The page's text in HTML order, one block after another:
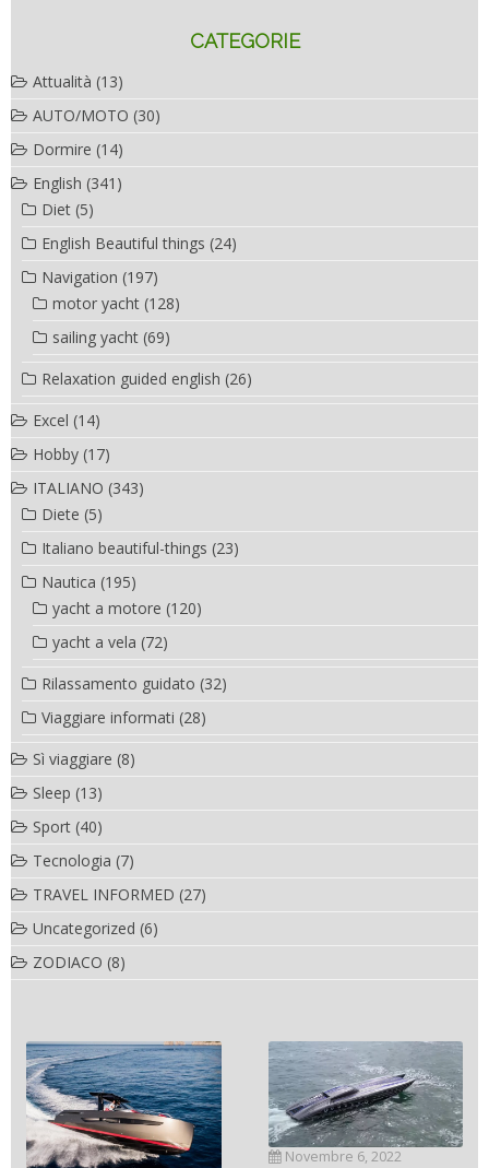
CATEGORIE
Attualità (13)
AUTO/MOTO (30)
Dormire (14)
English (341)
Diet (5)
English Beautiful things (24)
Navigation (197)
motor yacht (128)
sailing yacht (69)
Relaxation guided english (26)
Excel (14)
Hobby (17)
ITALIANO (343)
Diete (5)
Italiano beautiful-things (23)
Nautica (195)
yacht a motore (120)
yacht a vela (72)
Rilassamento guidato (32)
Viaggiare informati (28)
Sì viaggiare (8)
Sleep (13)
Sport (40)
Tecnologia (7)
TRAVEL INFORMED (27)
Uncategorized (6)
ZODIACO (8)
Novembre 6, 2022